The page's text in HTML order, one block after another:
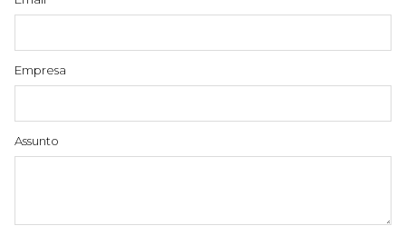
Empresa
Assunto